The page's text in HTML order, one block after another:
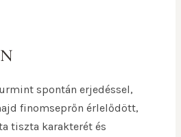
spontán erjedéssel,
finomseprőn érlelődött,
tiszta karakterét és